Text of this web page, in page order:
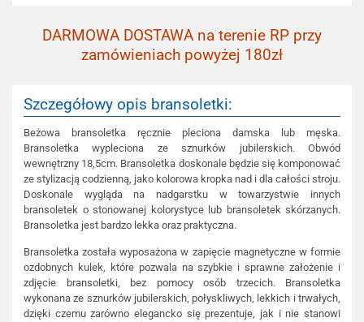
DARMOWA DOSTAWA na terenie RP przy
zamówieniach powyżej 180zł
Szczegółowy opis bransoletki:
Beżowa bransoletka ręcznie pleciona damska lub męska.
Bransoletka wypleciona ze sznurków jubilerskich. Obwód
wewnętrzny 18,5cm. Bransoletka doskonale będzie się komponować
ze stylizacją codzienną, jako kolorowa kropka nad i dla całości stroju.
Doskonale wygląda na nadgarstku w towarzystwie innych
bransoletek o stonowanej kolorystyce lub bransoletek skórzanych.
Bransoletka jest bardzo lekka oraz praktyczna.
Bransoletka została wyposażona w zapięcie magnetyczne w formie
ozdobnych kulek, które pozwala na szybkie i sprawne założenie i
zdjęcie bransoletki, bez pomocy osób trzecich. Bransoletka
wykonana ze sznurków jubilerskich, połyskliwych, lekkich i trwałych,
dzięki czemu zarówno elegancko się prezentuje, jak i nie stanowi